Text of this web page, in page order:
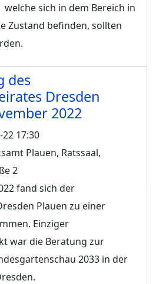
sich in dem Bereich in
Zustand befinden, sollten
des
Dresden
2022
17:30
Plauen, Ratssaal,
2
fand sich der
Plauen zu einer
Einziger
war die Beratung zur
2033 in der